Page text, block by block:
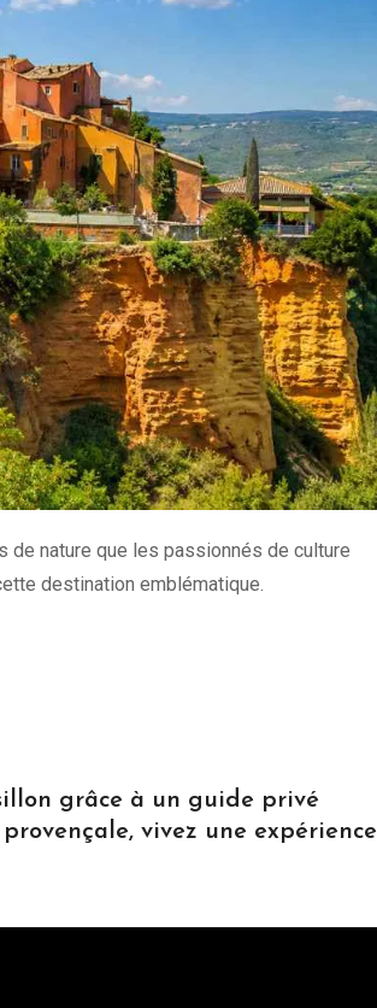
de nature que les passionnés de culture
destination emblématique.
grâce à un guide privé
vivez une expérience